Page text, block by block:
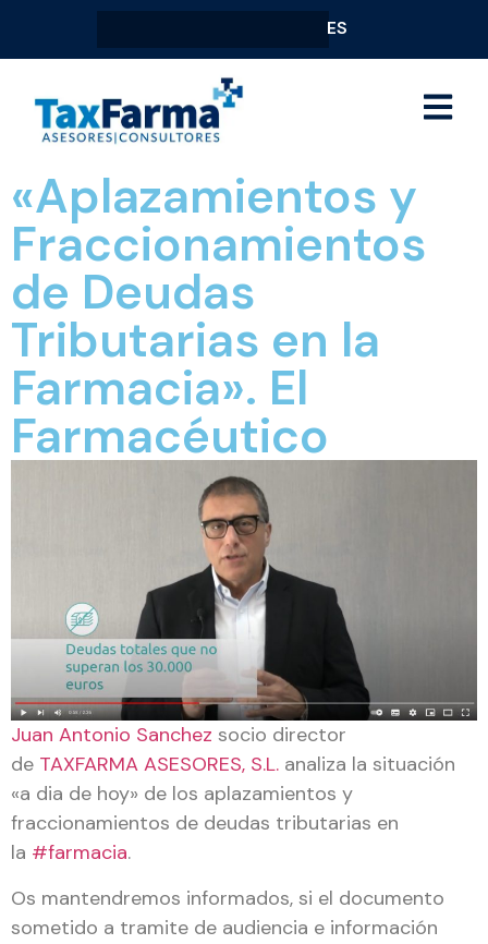
ES
«Aplazamientos y
Fraccionamientos
de Deudas
Tributarias en la
Farmacia». El
Farmacéutico
Juan Antonio Sanchez socio director
de TAXFARMA ASESORES, S.L. analiza la situación
«a dia de hoy» de los aplazamientos y
fraccionamientos de deudas tributarias en
la #farmacia.
Os mantendremos informados, si el documento
sometido a tramite de audiencia e información